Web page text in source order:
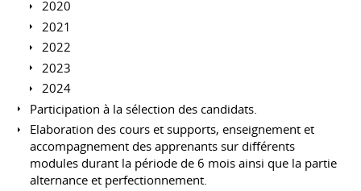
2020
2021
2022
2023
2024
Participation à la sélection des candidats.
Elaboration des cours et supports, enseignement et
accompagnement des apprenants sur différents
modules durant la période de 6 mois ainsi que la partie
alternance et perfectionnement.